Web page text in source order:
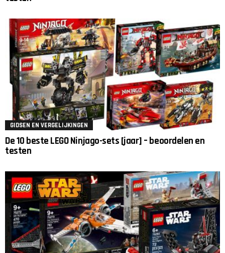
GIDSEN EN VERGELIJKINGEN
De 10 beste LEGO Ninjago-sets [jaar] – beoordelen en
testen